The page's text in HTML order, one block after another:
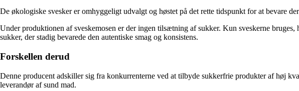
De økologiske svesker er omhyggeligt udvalgt og høstet på det rette tidspunkt for at bevare
Under produktionen af ​​sveskemosen er der ingen tilsætning af sukker. Kun sveskerne
sukker, der stadig bevarede den autentiske smag og konsistens.
Forskellen derud
Denne producent adskiller sig fra konkurrenterne ved at tilbyde sukkerfrie produkter af høj
leverandør af sund mad.